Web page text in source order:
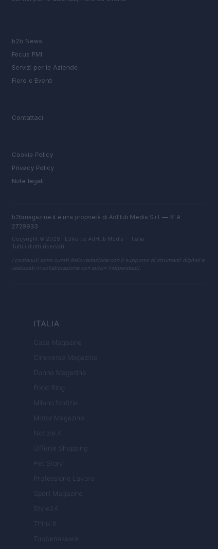
b2b News
Focus PMI
Servizi per le Aziende
Fiere e Eventi
Contattaci
Cookie Policy
Privacy Policy
Note legali
b2bmagazine.it è una proprietà di AdHub Media S.r.l. — REA
2729933
Copyright © 2026 · Edito da AdHub Media — Italia
Tutti i diritti riservati
I contenuti sono curati dalla redazione con il supporto di strumenti digitali e
realizzati in collaborazione con autori indipendenti.
ITALIA
Casa Magazine
Cineverse Magazine
Donne Magazine
Food Blog
Milano Notizie
Motor Magazine
Notizie.it
Offerte Shopping
Pet Story
Professione Lavoro
Sport Magazine
Style24
Think.it
Tuobenessere